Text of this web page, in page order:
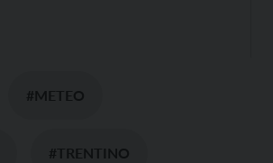
#METEO
#TRENTINO